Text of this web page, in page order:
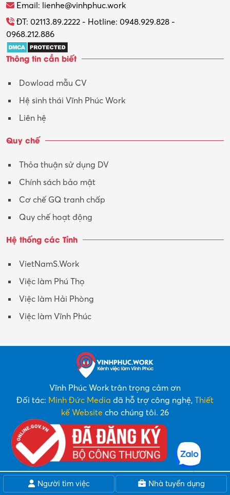
Email: lienhe@vinhphuc.work
ĐT: 02113.89.2222 - Hotline: 0948.929.828 -
0968.212.886
Thông tin cần biết
Dowload mẫu CV
Hệ sinh thái Vĩnh Phúc Work
Liên hệ
Quy chế
Thỏa thuận sử dụng DV
Chính sách bảo mật
Cơ chế GQ tranh chấp
Quy chế hoạt động
Hệ thống các Tỉnh
VietNamS.Work
Việc làm Phú Thọ
Việc làm Hải Phòng
Việc làm Vĩnh Phúc
Vĩnh Phúc Work trân trọng cảm ơn
Đối tác: Minh Đức Media đã hỗ trợ công nghệ, Thiết
kế Website cho chúng tôi. 26
Người tìm việc Nhà tuyển dụng